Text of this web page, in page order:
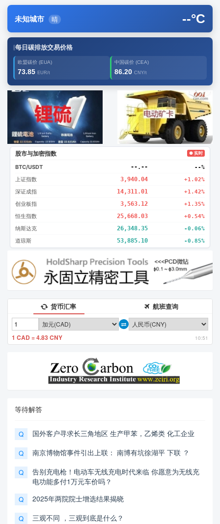
未知城市 晴 --°C
每日碳排放交易价格
欧盟碳价 (EUA)
73.85 EUR/t
中国碳价 (CEA)
86.20 CNY/t
广告2 创新
股市与加密指数 ● 实时
BTC/USDT --.-- --%
上证指数 3,940.04 +1.02%
深证成指 14,311.01 +1.42%
创业板指 3,563.12 +1.35%
恒生指数 25,668.03 +0.54%
纳斯达克 26,348.35 -0.06%
道琼斯 53,885.10 -0.85%
货币汇率 航班查询
1 CAD = 4.83 CNY 10:51
等待解答
Q 国外客户寻求长三角地区 生产甲苯，乙烯类 化工企业
Q 南京博物馆事件引出上联： 南博有坑徐湖平 下联 ？
Q
告别充电枪！电动车无线充电时代来临 你愿意为无线充
电功能多付1万元车价吗？
Q 2025年两院院士增选结果揭晓
Q 三观不同 ，三观到底是什么？